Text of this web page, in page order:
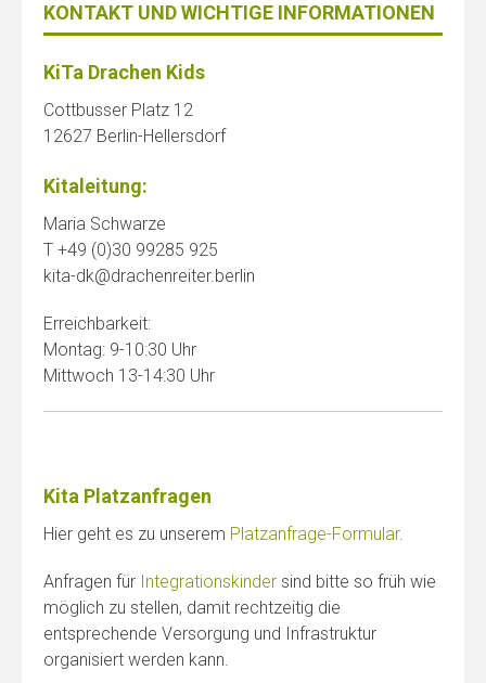
KONTAKT UND WICHTIGE INFORMATIONEN
KiTa Drachen Kids
Cottbusser Platz 12
12627 Berlin-Hellersdorf
Kitaleitung:
Maria Schwarze
T +49 (0)30 99285 925
kita-dk@drachenreiter.berlin
Erreichbarkeit:
Montag: 9-10:30 Uhr
Mittwoch 13-14:30 Uhr
Kita Platzanfragen
Hier geht es zu unserem Platzanfrage-Formular.
Anfragen für Integrationskinder sind bitte so früh wie
möglich zu stellen, damit rechtzeitig die
entsprechende Versorgung und Infrastruktur
organisiert werden kann.